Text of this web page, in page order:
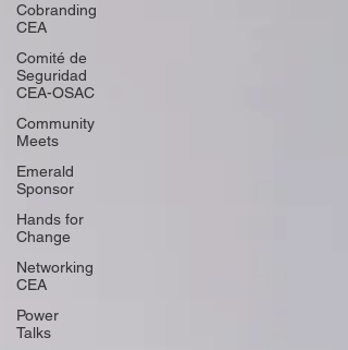
Cobranding
CEA
Comité de
Seguridad
CEA-OSAC
Community
Meets
Emerald
Sponsor
Hands for
Change
Networking
CEA
Power
Talks